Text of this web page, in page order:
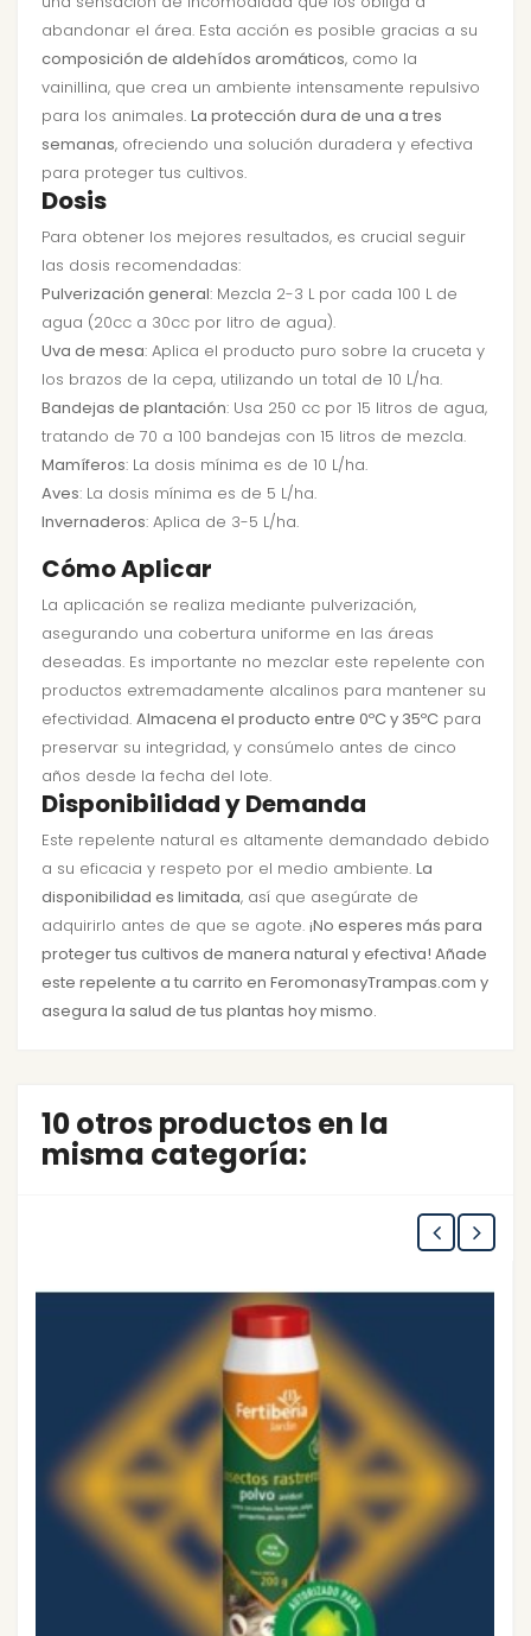
abandonar el área. Esta acción es posible gracias a su
composición de aldehídos aromáticos, como la
vainillina, que crea un ambiente intensamente repulsivo
para los animales. La protección dura de una a tres
semanas, ofreciendo una solución duradera y efectiva
para proteger tus cultivos.
Dosis
Para obtener los mejores resultados, es crucial seguir
las dosis recomendadas:
Pulverización general: Mezcla 2-3 L por cada 100 L de
agua (20cc a 30cc por litro de agua).
Uva de mesa: Aplica el producto puro sobre la cruceta y
los brazos de la cepa, utilizando un total de 10 L/ha.
Bandejas de plantación: Usa 250 cc por 15 litros de agua,
tratando de 70 a 100 bandejas con 15 litros de mezcla.
Mamíferos: La dosis mínima es de 10 L/ha.
Aves: La dosis mínima es de 5 L/ha.
Invernaderos: Aplica de 3-5 L/ha.
Cómo Aplicar
La aplicación se realiza mediante pulverización,
asegurando una cobertura uniforme en las áreas
deseadas. Es importante no mezclar este repelente con
productos extremadamente alcalinos para mantener su
efectividad. Almacena el producto entre 0ºC y 35ºC para
preservar su integridad, y consúmelo antes de cinco
años desde la fecha del lote.
Disponibilidad y Demanda
Este repelente natural es altamente demandado debido
a su eficacia y respeto por el medio ambiente. La
disponibilidad es limitada, así que asegúrate de
adquirirlo antes de que se agote. ¡No esperes más para
proteger tus cultivos de manera natural y efectiva! Añade
este repelente a tu carrito en FeromonasyTrampas.com y
asegura la salud de tus plantas hoy mismo.
10 otros productos en la
misma categoría: